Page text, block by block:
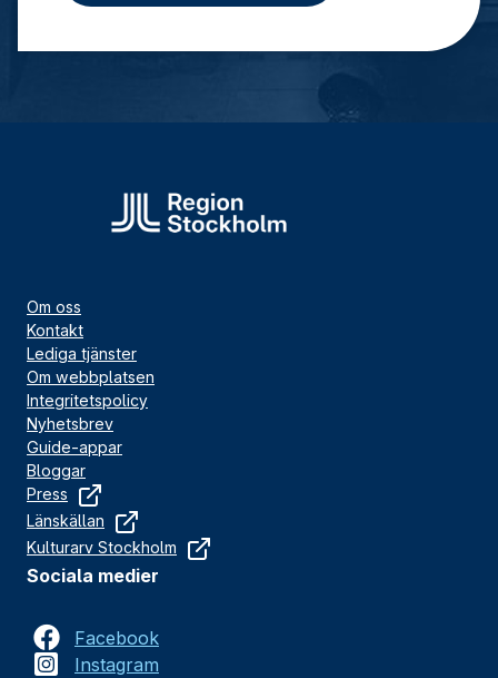
Om oss
Kontakt
Lediga tjänster
Om webbplatsen
Integritetspolicy
Nyhetsbrev
Guide-appar
Bloggar
Press
Länskällan
Kulturarv Stockholm
Sociala medier
Facebook
Instagram